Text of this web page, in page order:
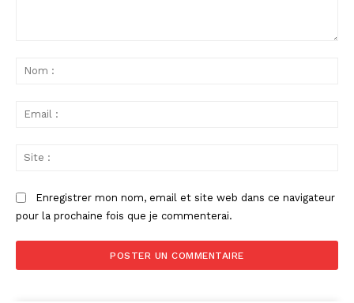
Enregistrer mon nom, email et site web dans ce navigateur
pour la prochaine fois que je commenterai.